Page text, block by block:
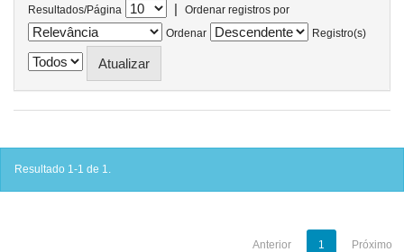
Resultados/Página |
Ordenar registros por
Ordenar
Registro(s)
Resultado 1-1 de 1.
Anterior 1 Próximo